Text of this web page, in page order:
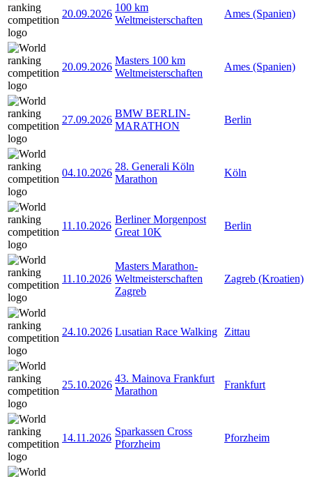
20.09.2026
100 km
Weltmeisterschaften
Ames (Spanien)
20.09.2026
Masters 100 km
Weltmeisterschaften
Ames (Spanien)
27.09.2026
BMW BERLIN-
MARATHON
Berlin
04.10.2026
28. Generali Köln
Marathon
Köln
11.10.2026
Berliner Morgenpost
Great 10K
Berlin
11.10.2026
Masters Marathon-
Weltmeisterschaften
Zagreb
Zagreb (Kroatien)
24.10.2026 Lusatian Race Walking Zittau
25.10.2026
43. Mainova Frankfurt
Marathon
Frankfurt
14.11.2026
Sparkassen Cross
Pforzheim
Pforzheim